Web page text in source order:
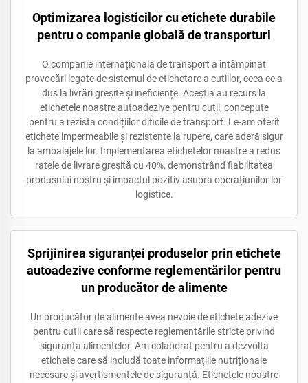
Optimizarea logisticilor cu etichete durabile
pentru o companie globală de transporturi
O companie internațională de transport a întâmpinat
provocări legate de sistemul de etichetare a cutiilor, ceea ce a
dus la livrări greșite și ineficiențe. Aceștia au recurs la
etichetele noastre autoadezive pentru cutii, concepute
pentru a rezista condițiilor dificile de transport. Le-am oferit
etichete impermeabile și rezistente la rupere, care aderă sigur
la ambalajele lor. Implementarea etichetelor noastre a redus
ratele de livrare greșită cu 40%, demonstrând fiabilitatea
produsului nostru și impactul pozitiv asupra operațiunilor lor
logistice.
Sprijinirea siguranței produselor prin etichete
autoadezive conforme reglementărilor pentru
un producător de alimente
Un producător de alimente avea nevoie de etichete adezive
pentru cutii care să respecte reglementările stricte privind
siguranța alimentelor. Am colaborat pentru a dezvolta
etichete care să includă toate informațiile nutriționale
necesare și avertismentele de siguranță. Etichetele noastre